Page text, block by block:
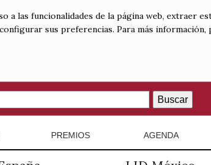
las funcionalidades de la página web, extraer
sus preferencias. Para más
Buscar
PREMIOS AGENDA